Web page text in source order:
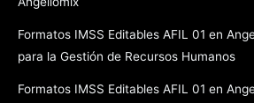
Formatos IMSS Editables AFIL 01 en
para la Gestión de Recursos Humanos
Formatos IMSS Editables AFIL 01 en